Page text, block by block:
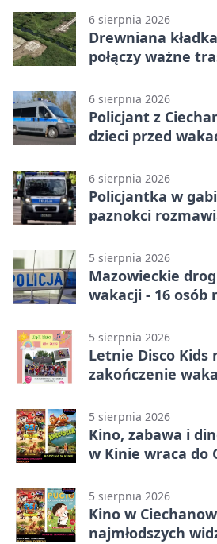
6 sierpnia 2026
Drewniana
połączy ważne
6 sierpnia 2026
Policjant z
dzieci przed
6 sierpnia 2026
Policjantka w
paznokci
5 sierpnia 2026
Mazowieckie
wakacji - 16 osób
5 sierpnia 2026
Letnie Disco Kids
zakończenie
5 sierpnia 2026
Kino, zabawa i
w Kinie wraca do
5 sierpnia 2026
Kino w
najmłodszych